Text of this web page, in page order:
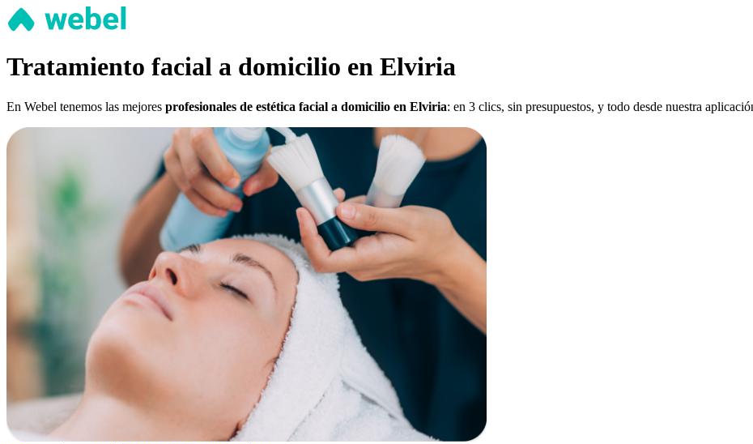
Tratamiento facial a domicilio en Elviria
En Webel tenemos las mejores profesionales de estética facial a domicilio en Elviria: en 3 clics, sin presupuestos, y todo desde nuestra